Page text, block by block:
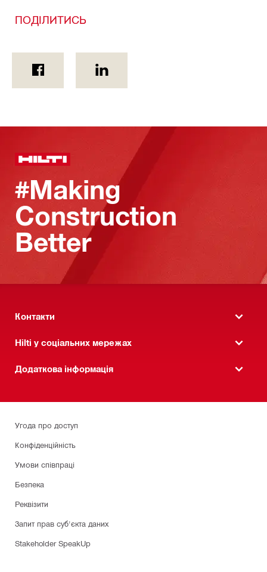
ПОДІЛИТИСЬ
#Making
Construction
Better
Контакти
Hilti у соціальних мережах
Додаткова інформація
Угода про доступ
Конфіденційність
Умови співпраці
Безпека
Реквізити
Запит прав суб'єкта даних
Stakeholder SpeakUp